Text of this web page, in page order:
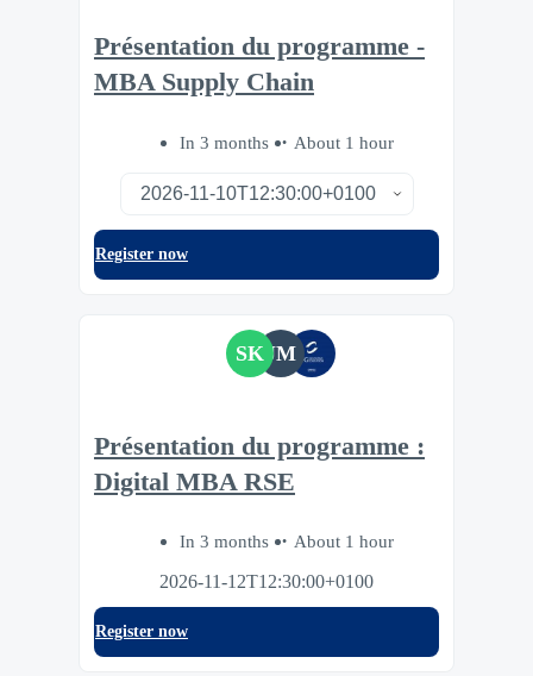
Présentation du programme -
MBA Supply Chain
In 3 months About 1 hour
Register now
SK JM
Présentation du programme :
Digital MBA RSE
In 3 months
About 1 hour
2026-11-12T12:30:00+0100
Register now